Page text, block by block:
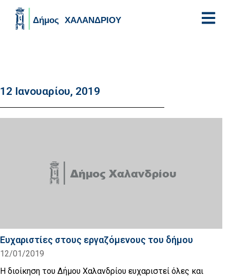
12 Ιανουαρίου, 2019
Ευχαριστίες στους εργαζόμενους του δήμου
12/01/2019
Η διοίκηση του Δήμου Χαλανδρίου ευχαριστεί όλες και